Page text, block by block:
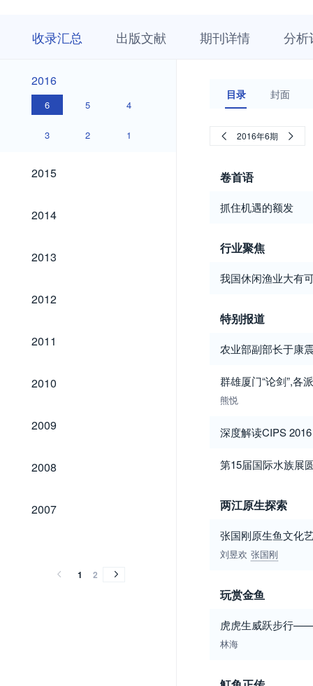
收录汇总 出版文献 期刊详情 分析
2016
2016
6 5 4
3 2 1
2015
2015
2014
2014
2013
2013
2012
2012
2011
2011
2010
2010
2009
2009
2008
2008
2007
2007
1 2
目录 封面
2016年6期
卷首语
抓住机遇的额发
行业聚焦
我国休闲渔业大有
特别报道
农业部副部长于康
群雄厦门“论剑”,各
熊悦
深度解读CIPS 2016
第15届国际水族展
两江原生探索
张国刚原生鱼文化
刘昱欢 张国刚
玩赏金鱼
虎虎生威跃步行
林海